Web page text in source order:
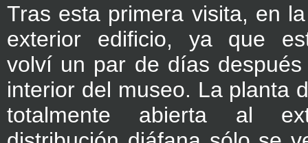
Tras esta primera visita, en
exterior edificio, ya que
volví un par de días
interior del museo. La planta
totalmente abierta al